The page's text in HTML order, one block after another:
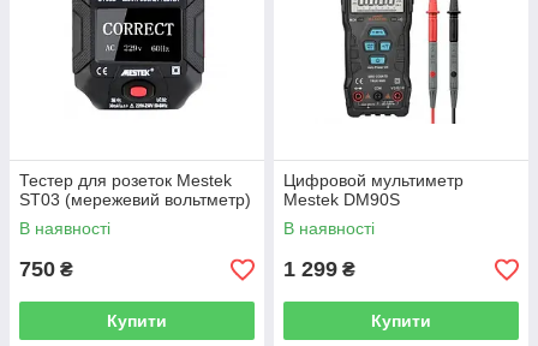
Тестер для розеток Mestek
ST03 (мережевий вольтметр)
В наявності
750 ₴
Купити
Цифровой мультиметр
Mestek DM90S
В наявності
1 299 ₴
Купити